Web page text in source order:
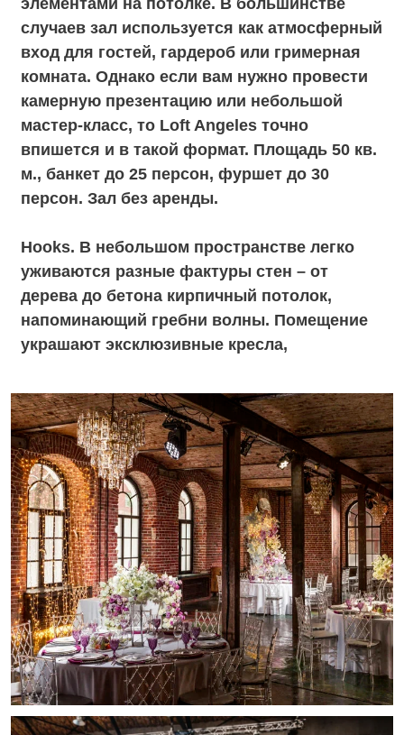
LOFT#4
ДВУХЭТАЖНЫЙ
КИРПИЧНЫЙ ЛОФТ
7-уникальных залов и урбан-парк Lost
Garden с множеством растений, скульптур и
стрит-артом.
вместительные зал LOFT#4. Он назван в
честь британского андеграундного
художника Бэнкси, чьи работы осмысляют
глобальные социальные проблемы. В этом
лофте сохранена фактура голой кирпичной
стены, как на улицах Лондона, Манхэттена и
Бирмингема, благодаря чему создается
атмосфера старого города. Арочный
потолок с лепниной, потертая патина,
витражи, вкрапления золота – каждый
сантиметр этого лофта представляет собой
произведение искусства. В
пространстве есть металлический карман
над потолком, где можно спокойно
разместить диджейскую установку. К нему
ведет лаконичная настенная лестница,
составляя еще одну часть интерьерного